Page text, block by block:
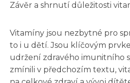
Závěr a shrnutí důležitosti
Vitamíny jsou nezbytné pro
to i u dětí. Jsou klíčovým
udržení zdravého imunitního
zmínili v předchozím textu,